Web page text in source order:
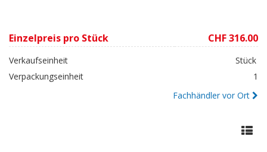
Einzelpreis pro Stück CHF 316.00
Verkaufseinheit
Stück
Verpackungseinheit
1
Fachhändler vor Ort